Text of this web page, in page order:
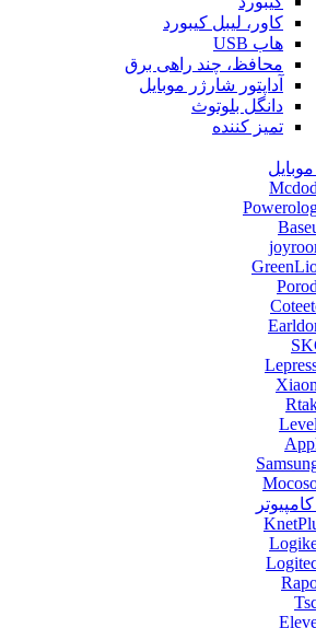
کاور، لیبل کیبورد
هاب USB
محافظ، چند راهی برق
آداپتور شارژر موبایل
دانگل بلوتوث
تمیز کننده